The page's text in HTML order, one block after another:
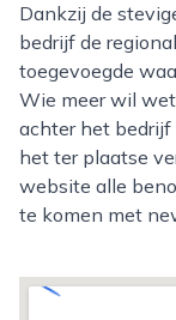
Dankzij de
bedrijf de
toegevoegde
Wie meer wil
achter het bedrijf
het ter plaatse
website alle
te komen met